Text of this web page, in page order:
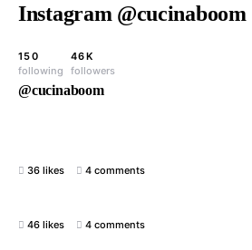
Instagram @cucinaboom
150
following
46K
followers
@cucinaboom
36 likes 4 comments
46 likes 4 comments